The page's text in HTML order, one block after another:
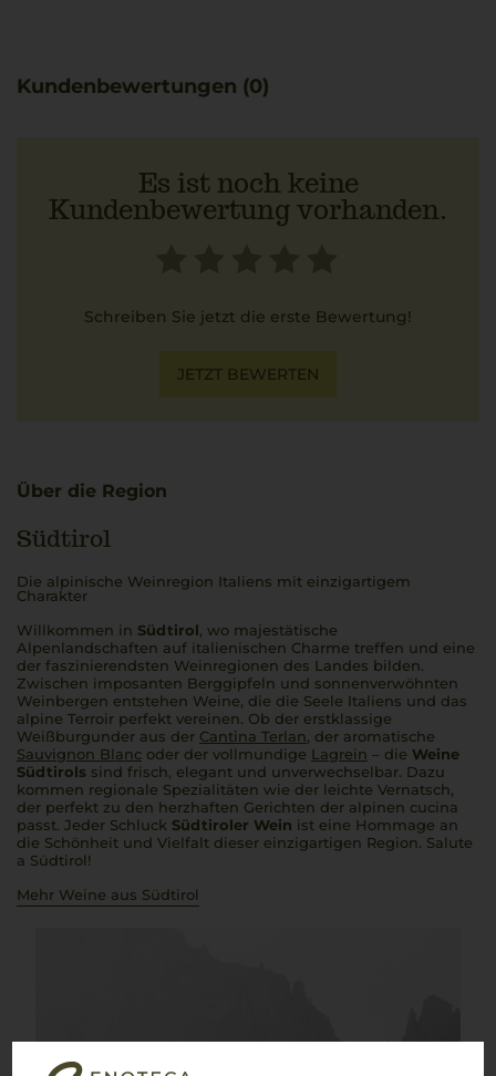
Kundenbewertungen (0)
Es ist noch keine
Kundenbewertung vorhanden.
Schreiben Sie jetzt die erste Bewertung!
JETZT BEWERTEN
Über die Region
Südtirol
Die alpinische Weinregion Italiens mit einzigartigem
Charakter
Willkommen in Südtirol, wo majestätische
Alpenlandschaften auf italienischen Charme treffen und eine
der faszinierendsten Weinregionen des Landes bilden.
Zwischen imposanten Berggipfeln und sonnenverwöhnten
Weinbergen entstehen Weine, die die Seele Italiens und das
alpine Terroir perfekt vereinen. Ob der erstklassige
Weißburgunder aus der Cantina Terlan, der aromatische
Sauvignon Blanc oder der vollmundige Lagrein – die Weine
Südtirols sind frisch, elegant und unverwechselbar. Dazu
kommen regionale Spezialitäten wie der leichte Vernatsch,
der perfekt zu den herzhaften Gerichten der alpinen cucina
passt. Jeder Schluck Südtiroler Wein ist eine Hommage an
die Schönheit und Vielfalt dieser einzigartigen Region. Salute
a Südtirol!
Mehr Weine aus Südtirol